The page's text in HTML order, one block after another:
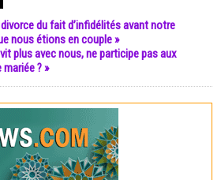
divorce du fait d’infidélités avant notre
nous étions en couple »
plus avec nous, ne participe pas aux
? »